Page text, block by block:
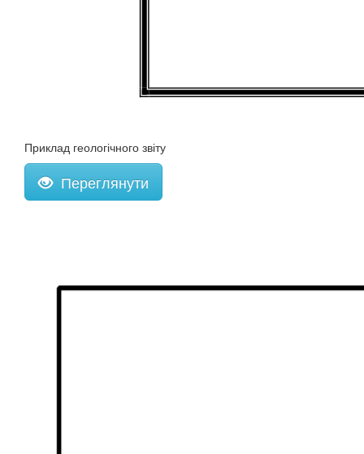
Приклад геологічного звіту
Переглянути